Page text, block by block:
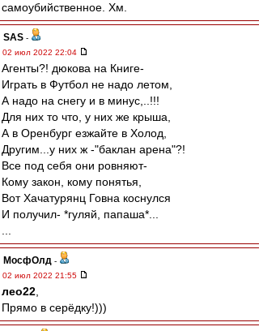
самоубийственное. Хм.
SAS -
02 июл 2022 22:04
Агенты?! дюкова на Книге-
Играть в Футбол не надо летом,
А надо на снегу и в минус,..!!!
Для них то что, у них же крыша,
А в Оренбург езжайте в Холод,
Другим...у них ж -"баклан арена"?!
Все под себя они ровняют-
Кому закон, кому понятья,
Вот Хачатурянц Говна коснулся
И получил- *гуляй, папаша*...
МосфОлд -
02 июл 2022 21:55
лео22
Прямо в серёдку!)))